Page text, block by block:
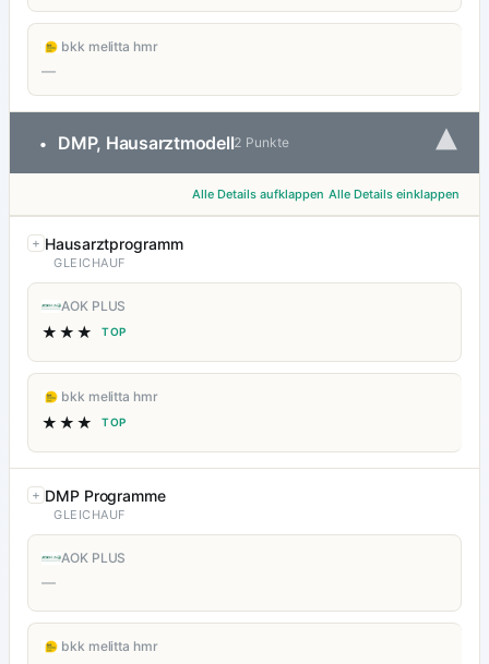
bkk melitta hmr
—
• DMP, Hausarztmodell2 Punkte ▾
Alle Details aufklappen Alle Details einklappen
Hausarztprogramm
GLEICHAUF
AOK PLUS
★★★ TOP
bkk melitta hmr
★★★ TOP
DMP Programme
GLEICHAUF
AOK PLUS
—
bkk melitta hmr